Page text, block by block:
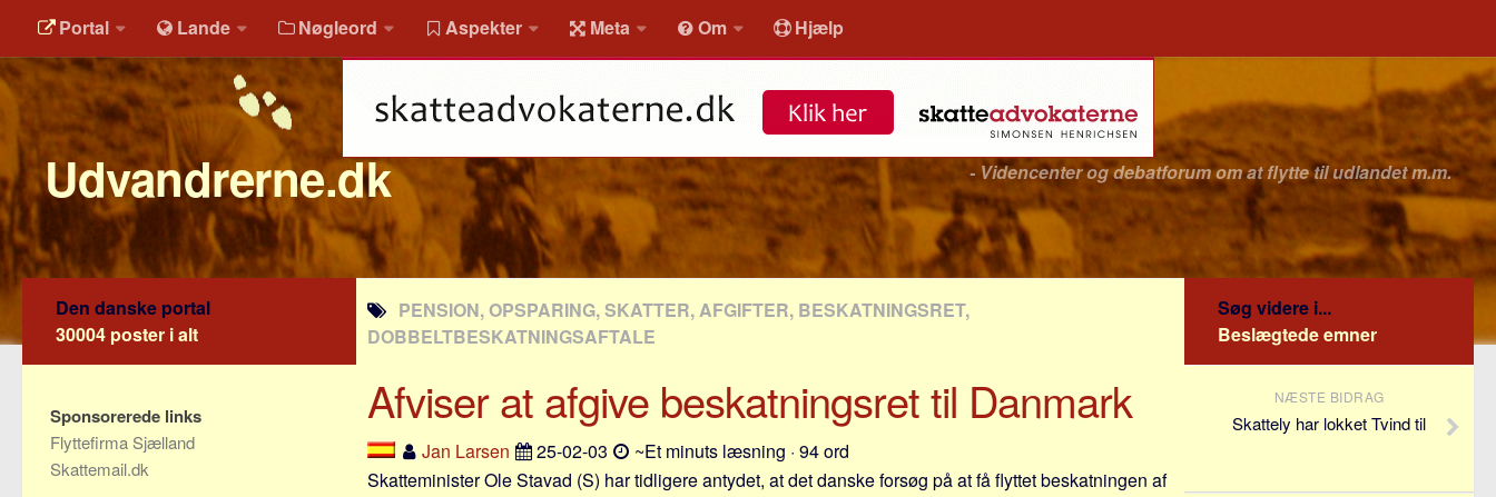
Portal Lande Nøgleord Aspekter Meta Om Hjælp
Udvandrerne.dk - Videncenter og debatforum om at flytte til udlandet m.m.
PENSION, OPSPARING, SKATTER, AFGIFTER, BESKATNINGSRET,
DOBBELTBESKATNINGSAFTALE
Afviser at afgive beskatningsret til Danmark
Jan Larsen 25-02-03
~Et minuts læsning · 94 ord
Skatteminister Ole Stavad (S) har tidligere antydet, at det danske forsøg på at få flyttet beskatningen af
Den danske portal
30004 poster i alt
Sponsorerede links
Flyttefirma Sjælland
Skattemail.dk
Søg videre i...
Beslægtede emner
NÆSTE BIDRAG
Skattely har lokket Tvind til